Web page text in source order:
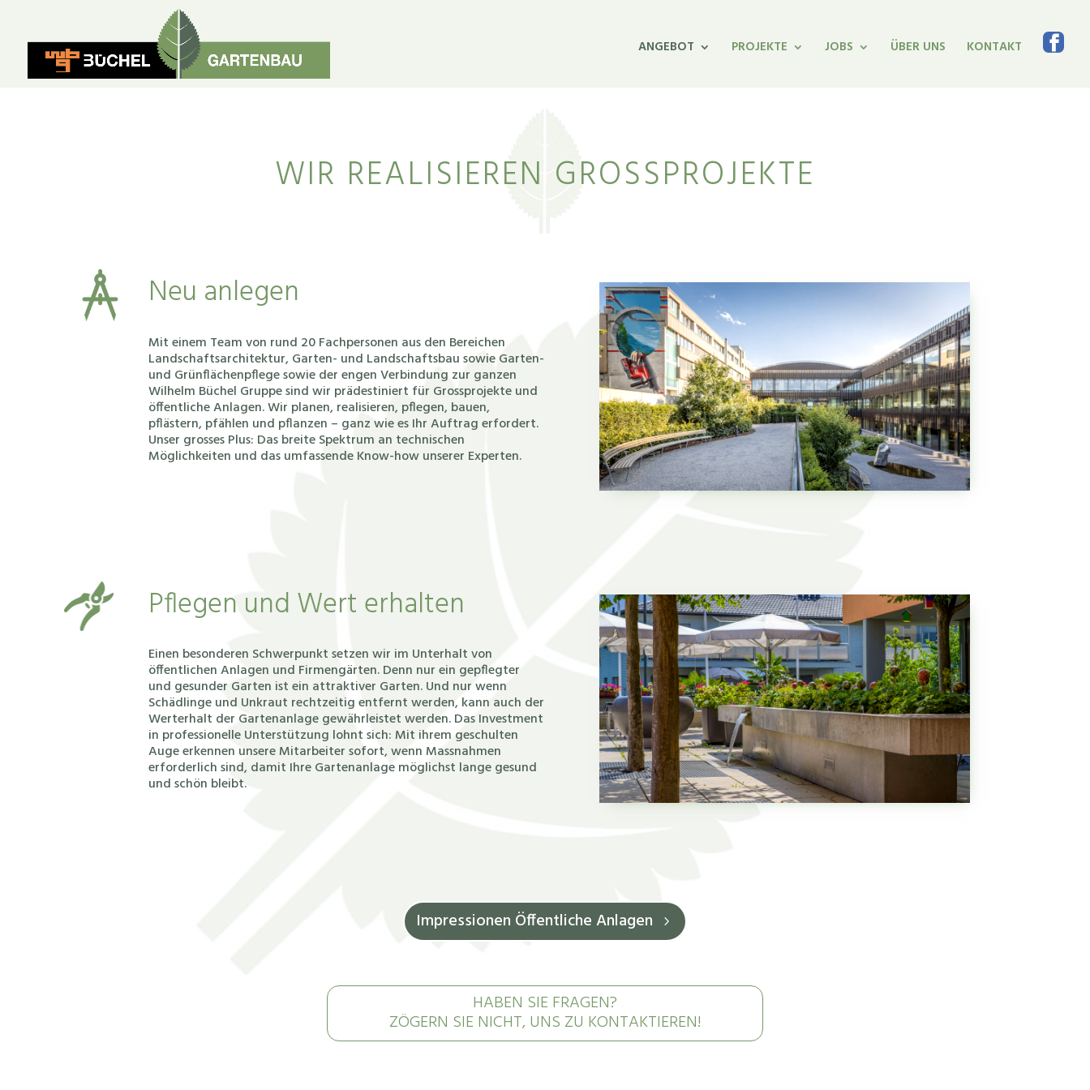
ANGEBOT PROJEKTE JOBS ÜBER UNS KONTAKT
WIR REALISIEREN GROSSPROJEKTE
Neu anlegen
Mit einem Team von rund 20 Fachpersonen aus den Bereichen
Landschaftsarchitektur, Garten- und Landschaftsbau sowie Garten-
und Grünflächenpflege sowie der engen Verbindung zur ganzen
Wilhelm Büchel Gruppe sind wir prädestiniert für Grossprojekte und
öffentliche Anlagen. Wir planen, realisieren, pflegen, bauen,
pflästern, pfählen und pflanzen – ganz wie es Ihr Auftrag erfordert.
Unser grosses Plus: Das breite Spektrum an technischen
Möglichkeiten und das umfassende Know-how unserer Experten.
Pflegen und Wert erhalten
Einen besonderen Schwerpunkt setzen wir im Unterhalt von
öffentlichen Anlagen und Firmengärten. Denn nur ein gepflegter
und gesunder Garten ist ein attraktiver Garten. Und nur wenn
Schädlinge und Unkraut rechtzeitig entfernt werden, kann auch der
Werterhalt der Gartenanlage gewährleistet werden. Das Investment
in professionelle Unterstützung lohnt sich: Mit ihrem geschulten
Auge erkennen unsere Mitarbeiter sofort, wenn Massnahmen
erforderlich sind, damit Ihre Gartenanlage möglichst lange gesund
und schön bleibt.
Impressionen Öffentliche Anlagen
HABEN SIE FRAGEN?
ZÖGERN SIE NICHT, UNS ZU KONTAKTIEREN!